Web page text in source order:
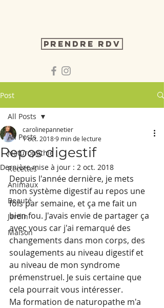
Prendre RDV
Post
All Posts
Naturopathie
Recettes
Animaux
Beauté
Jardin
Maison
All Posts
Repos digestif
carolinepannetier
1 oct. 20189 min de lecture
Dernière mise à jour : 2 oct. 2018
Depuis l'année dernière, je mets
mon système digestif au repos une
fois par semaine, et ça me fait un
bien fou. J'avais envie de partager ça
avec vous car j'ai remarqué des
changements dans mon corps, des
soulagements au niveau digestif et
au niveau de mon syndrome
prémenstruel. Je suis certaine que
cela pourrait vous intéresser.
Ma formation de naturopathe m'a